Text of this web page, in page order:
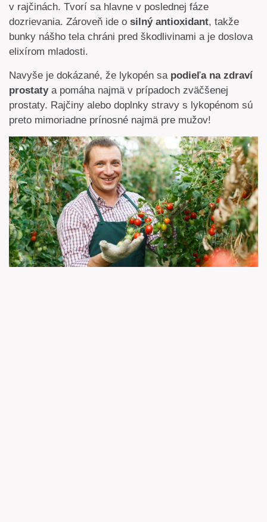
v rajčinách. Tvorí sa hlavne v poslednej fáze
dozrievania. Zároveň ide o silný antioxidant, takže
bunky nášho tela chráni pred škodlivinami a je doslova
elixírom mladosti.
Navyše je dokázané, že lykopén sa podieľa na zdraví
prostatya pomáha najmä v prípadoch zväčšenej
prostaty. Rajčiny alebo doplnky stravy s lykopénom sú
preto mimoriadne prínosné najmä pre mužov!